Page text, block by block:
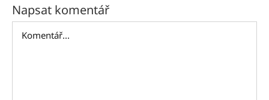
Napsat komentář